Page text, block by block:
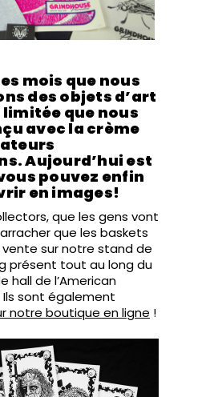
mois que nous
des objets d’art
que nous
avec la crème
Aujourd’hui est
pouvez enfin
en images!
que les gens vont
que les baskets
vente sur notre stand de
présent tout au long du
hall de l’American
sont également
notre boutique en ligne !